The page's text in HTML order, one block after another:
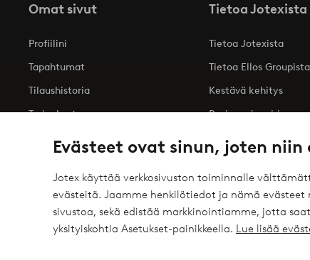
Evästeet ovat sinun, joten
Jotex käyttää verkkosivuston toiminnalle
evästeitä. Jaamme henkilötiedot ja nämä
sivustoa, sekä edistää markkinointiamme, jotta
yksityiskohtia Asetukset-painikkeella. Lue lisää
Omat sivut
Profiilini
Tapahtumat
Tilaushistoria
Tarjoukset
Tietoa Jotexista
Tietoa Jotexista
Tietoa Ellos Groupista
Kestävä kehitys
Business inquiries
Saavutettavuusseloste
Turvalliset maksut – maksa nyt tai erissä
Haluatko tietää ? elpy